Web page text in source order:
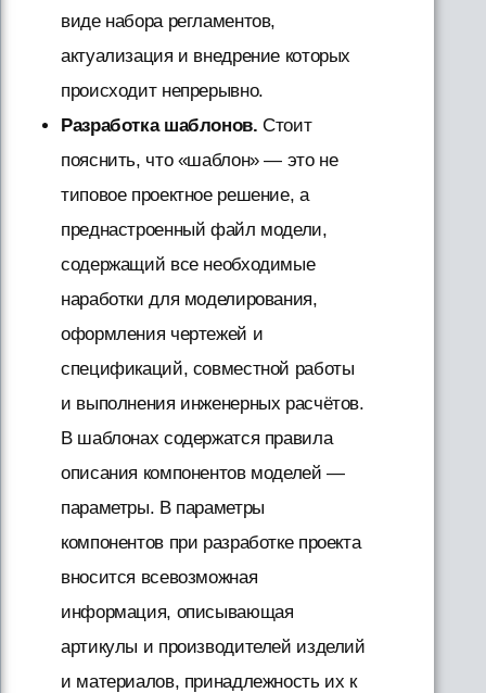
виде набора регламентов,
актуализация и внедрение которых
происходит непрерывно.
Разработка шаблонов. Стоит
пояснить, что «шаблон» — это не
типовое проектное решение, а
преднастроенный файл модели,
содержащий все необходимые
наработки для моделирования,
оформления чертежей и
спецификаций, совместной работы
и выполнения инженерных расчётов.
В шаблонах содержатся правила
описания компонентов моделей —
параметры. В параметры
компонентов при разработке проекта
вносится всевозможная
информация, описывающая
артикулы и производителей изделий
и материалов, принадлежность их к